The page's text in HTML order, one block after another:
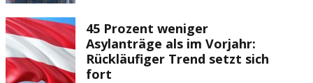
45 Prozent weniger
Asylanträge als im Vorjahr:
Rückläufiger Trend setzt sich
fort